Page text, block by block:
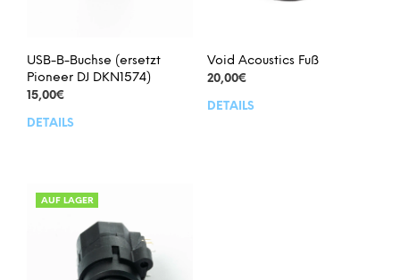
USB-B-Buchse (ersetzt
Pioneer DJ DKN1574)
15,00€
DETAILS
Void Acoustics Fuß
20,00€
DETAILS
AUF LAGER